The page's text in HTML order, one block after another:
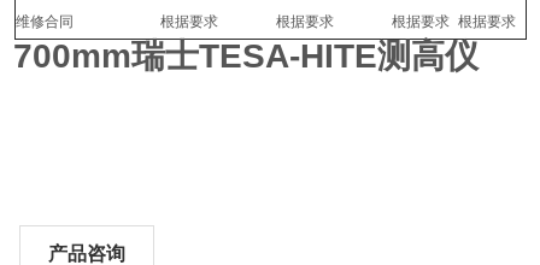
维修合同
根据要求 根据要求 根据要求 根据要求
700mm瑞士TESA-HITE测高仪
产品咨询